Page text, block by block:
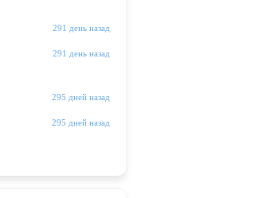
291 день назад
291 день назад
295 дней назад
295 дней назад